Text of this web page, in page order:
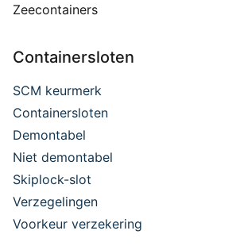
Zeecontainers
Containersloten
SCM keurmerk
Containersloten
Demontabel
Niet demontabel
Skiplock-slot
Verzegelingen
Voorkeur verzekering